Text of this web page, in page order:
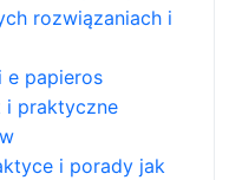
rozwiązaniach i
e papieros
i praktyczne
i porady jak